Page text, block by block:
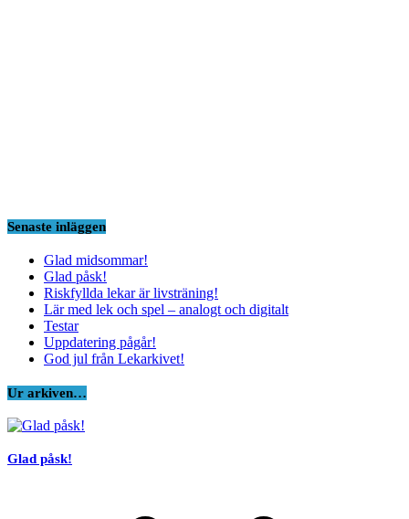
Senaste inläggen
Glad midsommar!
Glad påsk!
Riskfyllda lekar är livsträning!
Lär med lek och spel – analogt och digitalt
Testar
Uppdatering pågår!
God jul från Lekarkivet!
Ur arkiven…
Glad påsk!